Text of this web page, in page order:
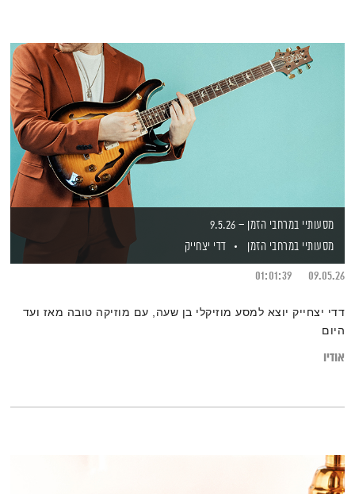
מסעותיי במרחבי הזמן – 9.5.26
מסעותיי במרחבי הזמן
דדי יצחייק
09.05.26
01:01:39
דדי יצחייק יוצא למסע מוזיקלי בן שעה, עם מוזיקה טובה מאז ועד
היום
אודיו